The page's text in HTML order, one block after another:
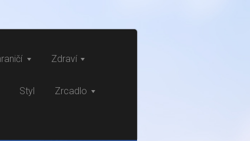
Zdraví
Styl Zrcadlo